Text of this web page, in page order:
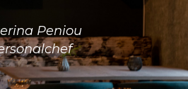
Peniou